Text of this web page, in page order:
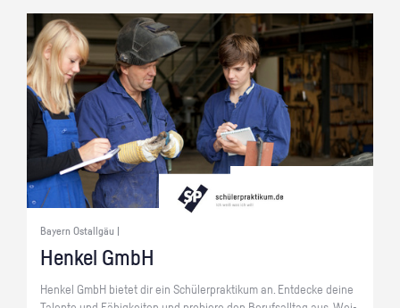
Bayern Ostallgäu |
Hen­kel GmbH
Hen­kel GmbH bie­tet dir ein Schü­ler­prak­ti­kum an. Ent­de­cke deine